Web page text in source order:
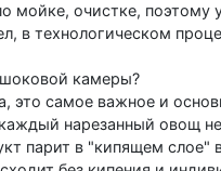
очистке, поэтому
в технологическом
шоковой камеры?
это самое важное и
нарезанный овощ
парит в "кипящем слое"